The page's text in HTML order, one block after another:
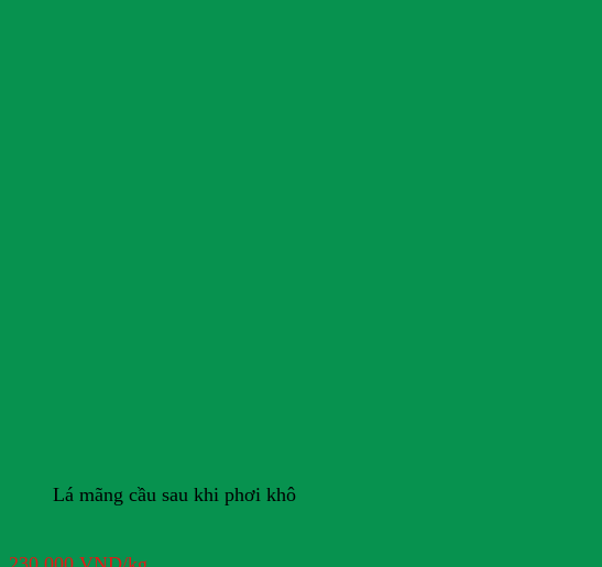
Lá mãng cầu sau khi phơi khô